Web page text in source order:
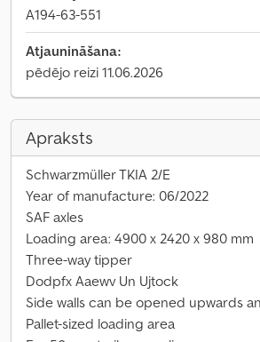
A194-63-551
Atjaunināšana:
pēdējo reizi 11.06.2026
Apraksts
Schwarzmüller TKIA 2/E
Year of manufacture: 06/2022
SAF axles
Loading area: 4900 x 2420 x 980 mm
Three-way tipper
Dodpfx Aaewv Un Ujtock
Side walls can be opened upwards
Pallet-sized loading area